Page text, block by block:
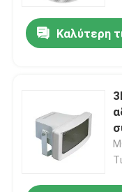
Καλύτερη